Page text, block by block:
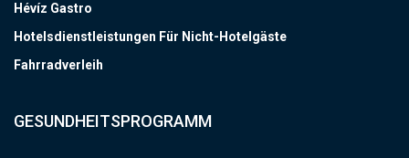
Hévíz Gastro
Hotelsdienstleistungen Für Nicht-Hotelgäste
Fahrradverleih
GESUNDHEITSPROGRAMM